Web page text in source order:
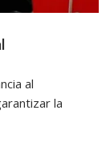
al
la